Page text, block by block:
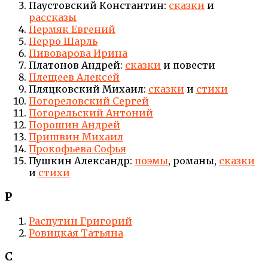
Паустовский Константин: сказки и
рассказы
Пермяк Евгений
Перро Шарль
Пивоварова Ирина
Платонов Андрей: сказки и повести
Плещеев Алексей
Пляцковский Михаил: сказки и стихи
Погореловский Сергей
Погорельский Антоний
Порошин Андрей
Пришвин Михаил
Прокофьева Софья
Пушкин Александр: поэмы, романы, сказки
и стихи
Р
Распутин Григорий
Ровицкая Татьяна
С